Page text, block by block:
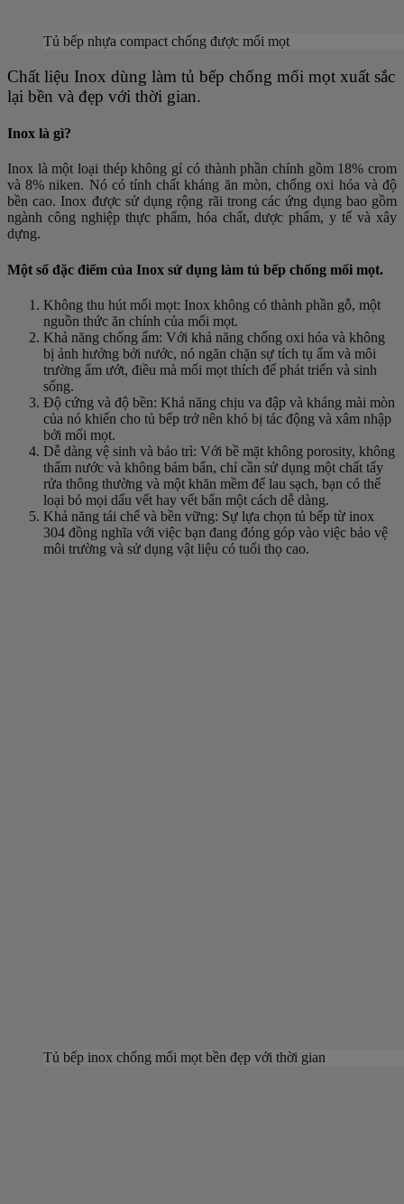
Tủ bếp nhựa compact chống được mối mọt
Chất liệu Inox dùng làm tủ bếp chống mối mọt xuất sắc
lại bền và đẹp với thời gian.
Inox là gì?
Inox là một loại thép không gỉ có thành phần chính gồm 18% crom
và 8% niken. Nó có tính chất kháng ăn mòn, chống oxi hóa và độ
bền cao. Inox được sử dụng rộng rãi trong các ứng dụng bao gồm
ngành công nghiệp thực phẩm, hóa chất, dược phẩm, y tế và xây
dựng.
Một số đặc điểm của Inox sử dụng làm tủ bếp chống mối mọt.
Không thu hút mối mọt: Inox không có thành phần gỗ, một
nguồn thức ăn chính của mối mọt.
Khả năng chống ẩm: Với khả năng chống oxi hóa và không
bị ảnh hưởng bởi nước, nó ngăn chặn sự tích tụ ẩm và môi
trường ẩm ướt, điều mà mối mọt thích để phát triển và sinh
sống.
Độ cứng và độ bền: Khả năng chịu va đập và kháng mài mòn
của nó khiến cho tủ bếp trở nên khó bị tác động và xâm nhập
bởi mối mọt.
Dễ dàng vệ sinh và bảo trì: Với bề mặt không porosity, không
thấm nước và không bám bẩn, chỉ cần sử dụng một chất tẩy
rửa thông thường và một khăn mềm để lau sạch, bạn có thể
loại bỏ mọi dấu vết hay vết bẩn một cách dễ dàng.
Khả năng tái chế và bền vững: Sự lựa chọn tủ bếp từ inox
304 đồng nghĩa với việc bạn đang đóng góp vào việc bảo vệ
môi trường và sử dụng vật liệu có tuổi thọ cao.
Tủ bếp inox chống mối mọt bền đẹp với thời gian